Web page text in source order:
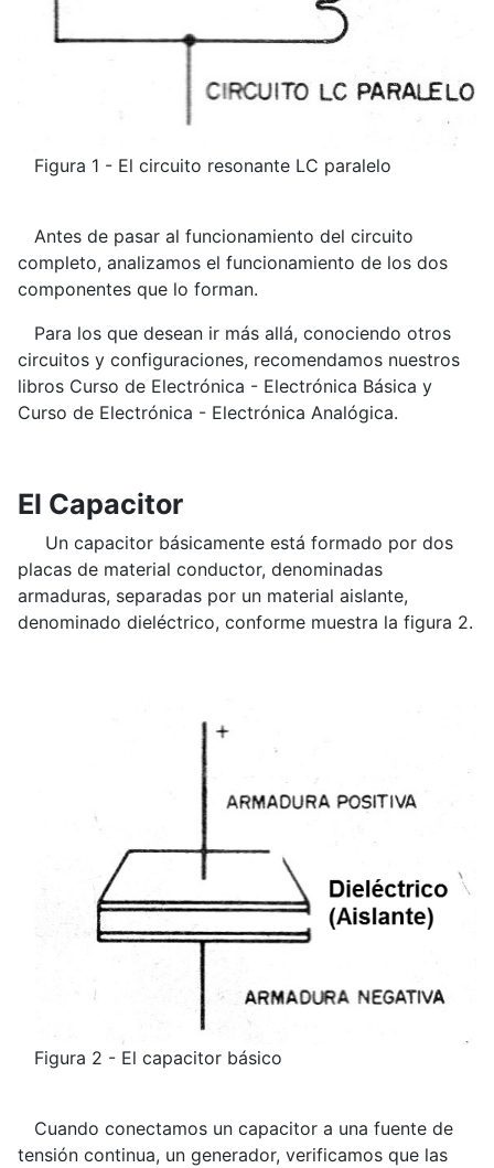
Figura 1 - El circuito resonante LC paralelo
Antes de pasar al funcionamiento del circuito
completo, analizamos el funcionamiento de los dos
componentes que lo forman.
Para los que desean ir más allá, conociendo otros
circuitos y configuraciones, recomendamos nuestros
libros Curso de Electrónica - Electrónica Básica y
Curso de Electrónica - Electrónica Analógica.
El Capacitor
Un capacitor básicamente está formado por dos
placas de material conductor, denominadas
armaduras, separadas por un material aislante,
denominado dieléctrico, conforme muestra la figura 2.
Figura 2 - El capacitor básico
Cuando conectamos un capacitor a una fuente de
tensión continua, un generador, verificamos que las